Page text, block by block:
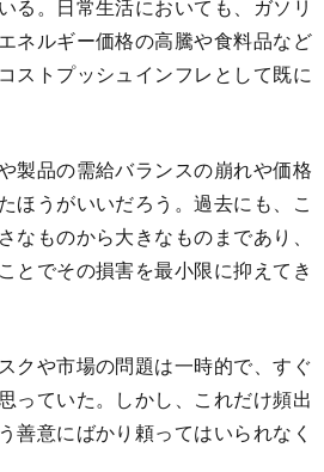
る。日常生活においても、ガソリ
ネルギー価格の高騰や食料品など
ストプッシュインフレとして既に
製品の需給バランスの崩れや価格
ほうがいいだろう。過去にも、こ
なものから大きなものまであり、
とでその損害を最小限に抑えてき
クや市場の問題は一時的で、すぐ
っていた。しかし、これだけ頻出
善意にばかり頼ってはいられなく